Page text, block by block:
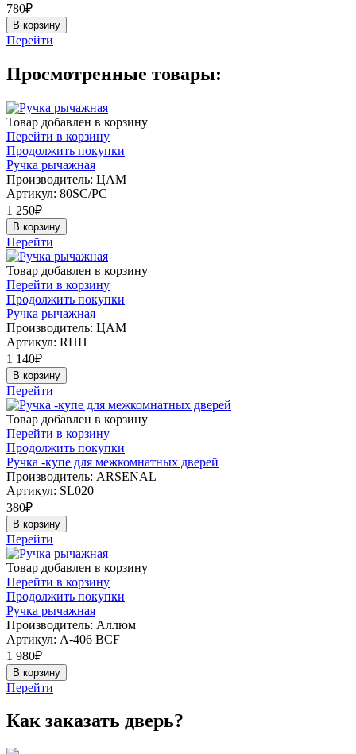
780₽
В корзину
Перейти
Просмотренные товары:
Товар добавлен в корзину
Перейти в корзину
Продолжить покупки
Ручка рычажная
Производитель: ЦАМ
Артикул: 80SC/PC
1 250₽
В корзину
Перейти
Товар добавлен в корзину
Перейти в корзину
Продолжить покупки
Ручка рычажная
Производитель: ЦАМ
Артикул: RHH
1 140₽
В корзину
Перейти
Товар добавлен в корзину
Перейти в корзину
Продолжить покупки
Ручка -купе для межкомнатных дверей
Производитель: ARSENAL
Артикул: SL020
380₽
В корзину
Перейти
Товар добавлен в корзину
Перейти в корзину
Продолжить покупки
Ручка рычажная
Производитель: Аллюм
Артикул: А-406 BCF
1 980₽
В корзину
Перейти
Как заказать дверь?